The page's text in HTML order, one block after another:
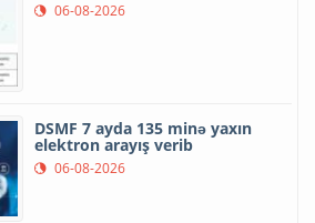
06-08-2026
DSMF 7 ayda 135 minə yaxın
elektron arayış verib
06-08-2026